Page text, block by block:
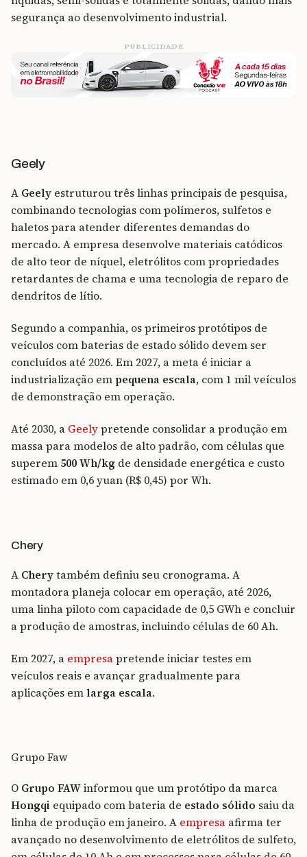
segurança ao desenvolvimento industrial.
PUBLICIDADE
Geely
A Geely estruturou três linhas principais de pesquisa,
combinando tecnologias com polímeros, sulfetos e
haletos para atender diferentes demandas do
mercado. A empresa desenvolve materiais catódicos
de alto teor de níquel, eletrólitos com propriedades
retardantes de chama e uma tecnologia de reparo de
dendritos de lítio.
Segundo a companhia, os primeiros protótipos de
veículos com baterias de estado sólido devem ser
concluídos até 2026. Em 2027, a meta é iniciar a
industrialização em pequena escala, com 1 mil veículos
de demonstração em operação.
Até 2030, a Geelypretende consolidar a produção em
massa para modelos de alto padrão, com células que
superem 500 Wh/kg de densidade energética e custo
estimado em 0,6 yuan (R$ 0,45) por Wh.
Chery
A Cherytambém definiu seu cronograma. A
montadora planeja colocar em operação, até 2026,
uma linha piloto com capacidade de 0,5 GWh e concluir
a produção de amostras, incluindo células de 60 Ah.
Em 2027, a empresapretende iniciar testes em
veículos reais e avançar gradualmente para
aplicações emlarga escala.
Grupo Faw
O Grupo FAWinformou que um protótipo da marca
Hongqi equipado com bateria de estado sólido saiu da
linha de produção em janeiro. A empresa afirma ter
avançado no desenvolvimento de eletrólitos de sulfeto,